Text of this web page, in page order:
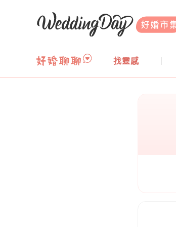
WeddingDay 好婚市集
找靈感